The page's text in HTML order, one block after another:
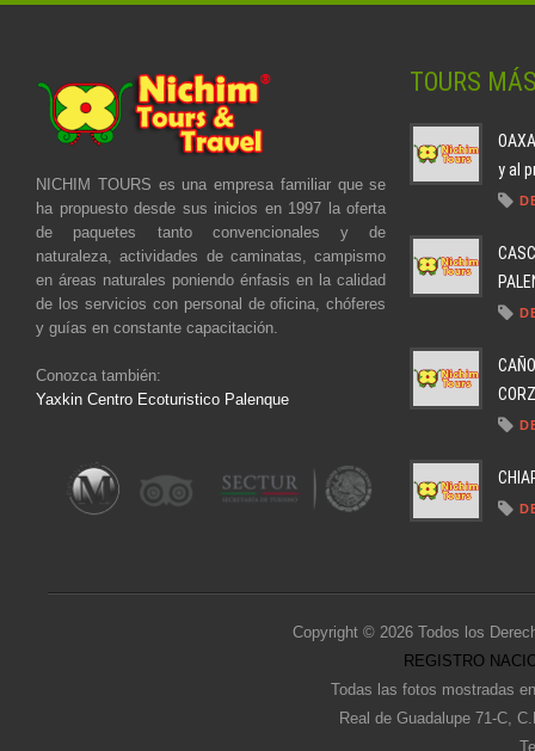
NICHIM TOURS es una empresa familiar que se
ha propuesto desde sus inicios en 1997 la oferta
de paquetes tanto convencionales y de
naturaleza, actividades de caminatas, campismo
en áreas naturales poniendo énfasis en la calidad
de los servicios con personal de oficina, chóferes
y guías en constante capacitación.
Conozca también:
Yaxkin Centro Ecoturistico Palenque
TOURS
y al
Copyright © 2026 Todos los
REGISTRO
Todas las fotos mostradas
Real de Guadalupe 71-C,